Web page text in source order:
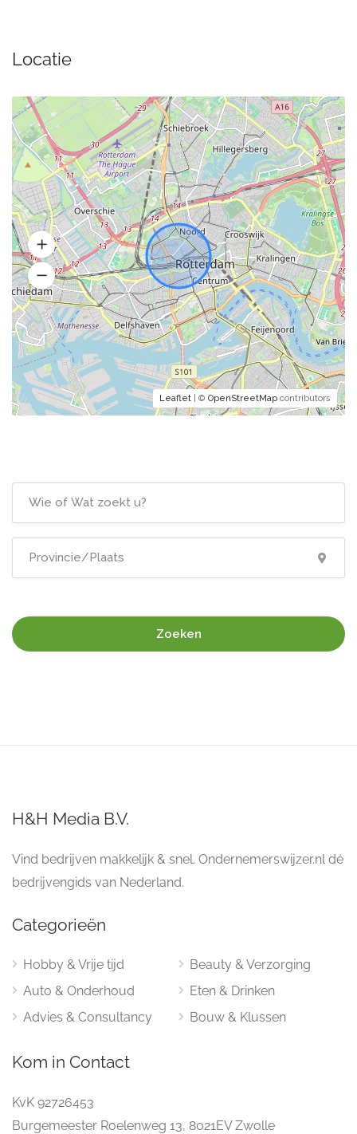
Locatie
Leaflet | © OpenStreetMap contributors
Zoeken
H&H Media B.V.
Vind bedrijven makkelijk & snel. Ondernemerswijzer.nl dé
bedrijvengids van Nederland.
Categorieën
Hobby & Vrije tijd
Auto & Onderhoud
Advies & Consultancy
Beauty & Verzorging
Eten & Drinken
Bouw & Klussen
Kom in Contact
KvK 92726453
Burgemeester Roelenweg 13, 8021EV Zwolle